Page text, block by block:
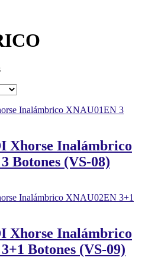
Xhorse Inalámbrico
Botones (VS-08)
Xhorse Inalámbrico
Botones (VS-09)